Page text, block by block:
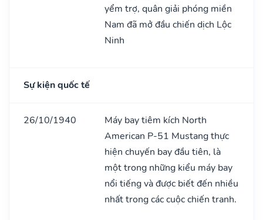
yểm trợ, quân giải phóng miền
Nam đã mở đầu chiến dịch Lộc
Ninh
Sự kiện quốc tế
26/10/1940
Máy bay tiêm kích North
American P-51 Mustang thực
hiện chuyến bay đầu tiên, là
một trong những kiểu máy bay
nổi tiếng và được biết đến nhiều
nhất trong các cuộc chiến tranh.